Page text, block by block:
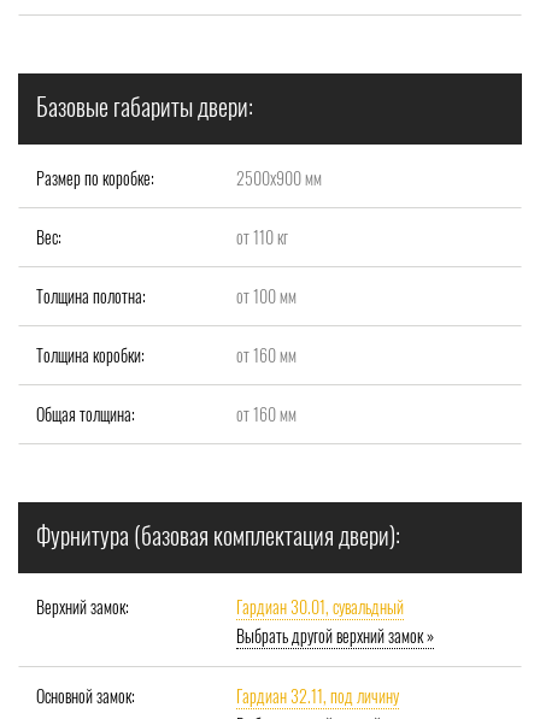
Базовые габариты двери:
Размер по коробке: 2500x900 мм
Вес: от 110 кг
Толщина полотна: от 100 мм
Толщина коробки: от 160 мм
Общая толщина: от 160 мм
Фурнитура (базовая комплектация двери):
Верхний замок:
Гардиан 30.01, сувальдный
Выбрать другой верхний замок »
Основной замок:
Гардиан 32.11, под личину